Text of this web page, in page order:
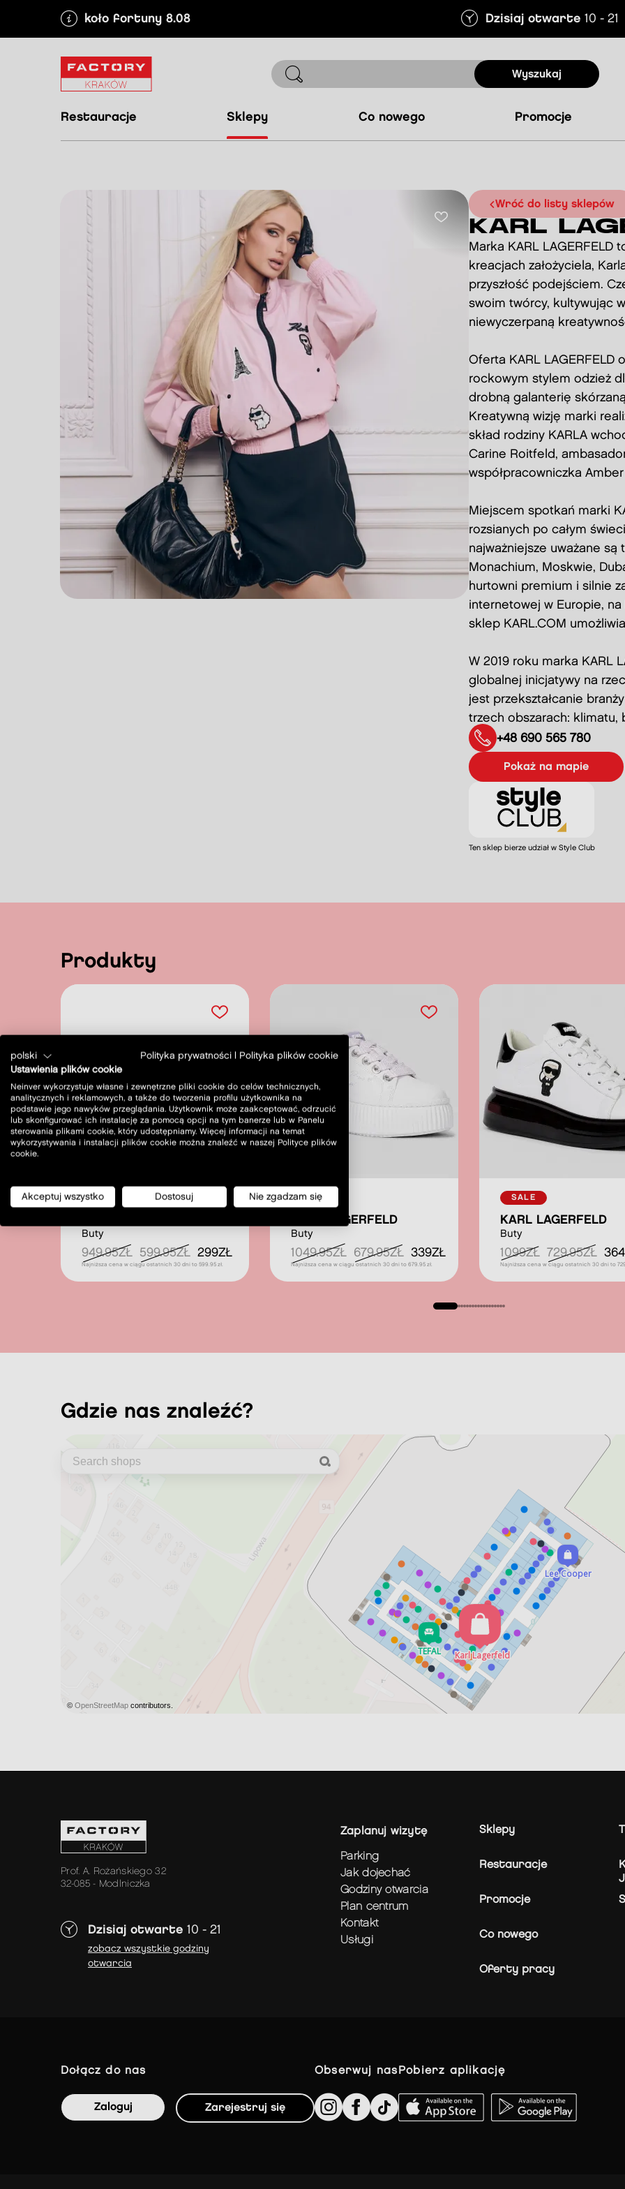
koło fortuny 8.08 Dzisiaj otwarte 10 - 21
Wyszukaj
restauracje sklepy co nowego promocje
Wróć do listy sklepów
KARL
Marka KARL LAGERFELD
kreacjach założyciela,
przyszłość podejściem.
swoim twórcy, kultywując
niewyczerpaną
Oferta KARL LAGERFELD
rockowym stylem odzież
drobną galanterię
Kreatywną wizję marki
skład rodziny KARLA
Carine Roitfeld,
współpracowniczka
Miejscem spotkań marki
rozsianych po całym
najważniejsze uważane są
Monachium, Moskwie,
hurtowni premium i silnie
internetowej w Europie,
sklep KARL.COM
W 2019 roku marka KARL
globalnej inicjatywy na
jest przekształcanie
trzech obszarach: klimatu,
+48 690 565 780
pokaż na mapie
Ten sklep bierze udział w Style Club
produkty
SALE
Buty
949.95ZŁ 599.95ZŁ 299ZŁ
Najniższa cena w ciągu ostatnich 30 dni to 599.95 zł.
SALE
KARL LAGERFELD
Buty
1049.95ZŁ 679.95ZŁ 339ZŁ
Najniższa cena w ciągu ostatnich 30 dni to 679.95 zł.
SALE
KARL LAGERFELD
Buty
1099ZŁ 729.95ZŁ
Najniższa cena w ciągu ostatnich 30 dni to
gdzie nas znaleźć?
© OpenStreetMapcontributors.
Prof. A. Rożańskiego 32
32-085 - Modlniczka
Dzisiaj otwarte 10 - 21
zobacz wszystkie godziny
otwarcia
zaplanuj wizytę
parking
jak dojechać
godziny otwarcia
plan centrum
kontakt
usługi
Sklepy
Restauracje
Promocje
Co nowego
Oferty pracy
dołącz do nas
Zaloguj Zarejestruj się
obserwuj nas pobierz aplikację
polski Polityka prywatności
Polityka plików cookie
Ustawienia plików cookie
Neinver wykorzystuje własne i zewnętrzne pliki cookie do celów technicznych,
analitycznych i reklamowych, a także do tworzenia profilu użytkownika na
podstawie jego nawyków przeglądania. Użytkownik może zaakceptować, odrzucić
lub skonfigurować ich instalację za pomocą opcji na tym banerze lub w Panelu
sterowania plikami cookie, który udostępniamy. Więcej informacji na temat
wykorzystywania i instalacji plików cookie można znaleźć w naszej Polityce plików
cookie.
Akceptuj wszystko Dostosuj Nie zgadzam się